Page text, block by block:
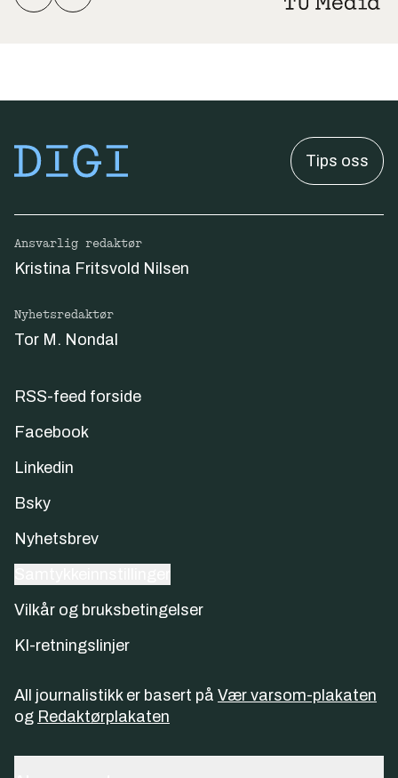
Tips oss
Ansvarlig redaktør
Kristina Fritsvold Nilsen
Nyhetsredaktør
Tor M. Nondal
RSS-feed forside
Facebook
Linkedin
Bsky
Nyhetsbrev
Vilkår og bruksbetingelser
KI-retningslinjer
All journalistikk er basert på Vær varsom-plakaten
og Redaktørplakaten